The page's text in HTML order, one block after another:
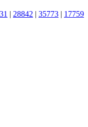
| 28842 | 35773 | 17759